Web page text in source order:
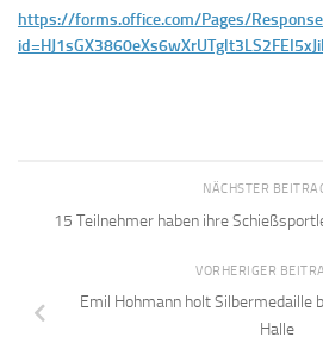
https://forms.office.com/Pages/
NÄCHSTER
15 Teilnehmer haben ihre
VORHERIGER
Emil Hohmann holt Silbermedaille
Halle